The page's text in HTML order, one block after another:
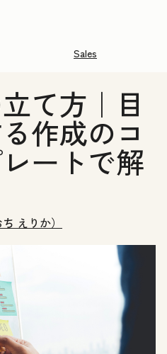
Sales
て方｜目
作成のコ
ートで解
えりか）